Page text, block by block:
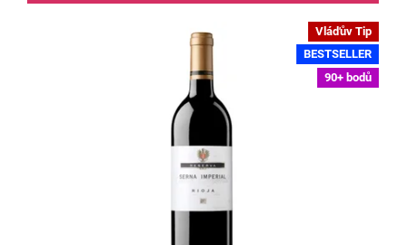
Vláďův Tip
BESTSELLER
90+ bodů